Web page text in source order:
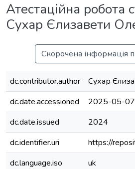
Атестаційна робота
Сухар Єлизавети
Скорочена інформація
dc.contributor.author
Сухар
dc.date.accessioned
2025-05-
dc.date.issued
2024
dc.identifier.uri
https://
dc.language.iso
uk